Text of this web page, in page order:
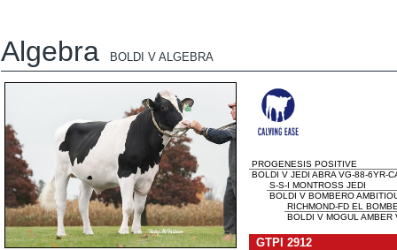
Algebra BOLDI V ALGEBRA
PROGENESIS POSITIVE
BOLDI V JEDI ABRA VG-88-6YR-
S-S-I MONTROSS JEDI
BOLDI V BOMBERO
RICHMOND-FD EL
BOLDI V MOGUL AMBER
GTPI 2912